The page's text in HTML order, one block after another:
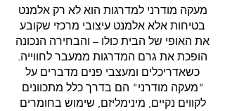
מעקה מודרני למדרגות הוא לא רק אלמנט
בטיחות אלא אלמנט עיצובי מרכזי שקובע
את האופי של הבית כולו – והבחירה הנכונה
הופכת את גרם המדרגות ממעבר לחווייה.
כשאדריכלים ומעצבי פנים מדברים על
"מעקה מודרני" הם בדרך כלל מתכוונים
לקווים נקיים, מינימליזם, שימוש בחומרים